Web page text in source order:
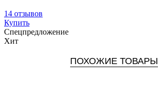
14 отзывов
Купить
Спецпредложение
Хит
ПОХОЖИЕ ТОВАРЫ